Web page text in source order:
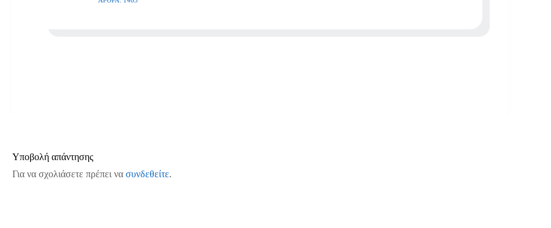
Υποβολή απάντησης
Για να σχολιάσετε πρέπει να συνδεθείτε.